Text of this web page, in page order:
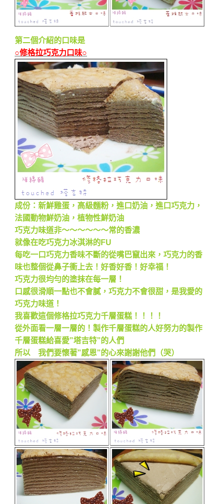
第二個介紹的口味是
○修格拉巧克力口味○
成份：新鮮雞蛋，高級麵粉，進口奶油，進口巧克力，
法國動物鮮奶油，植物性鮮奶油
巧克力味道非～～～～～～常的香濃
就像在吃巧克力冰淇淋的FU
每吃一口巧克力香味不斷的從嘴巴竄出來，巧克力的香
味也整個從鼻子衝上去！好香好香！好幸福！
巧克力很均勻的塗抹在每一層！
口感很滑順一點也不會膩，巧克力不會很甜，是我愛的
巧克力味道！
我喜歡這個修格拉巧克力千層蛋糕！！！！
從外面看一層一層的！製作千層蛋糕的人好努力的製作
千層蛋糕給喜愛”塔吉特”的人們
所以 我們要懷著”感恩”的心來謝謝他們（哭）